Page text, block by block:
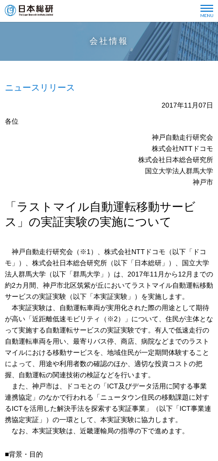
会社情報
ニュースリリース
2017年11月07日
各位
神戸自動走行研究会
株式会社NTTドコモ
株式会社日本総合研究所
国立大学法人群馬大学
神戸市
「ラストマイル自動運転移動サービ
ス」の実証実験の実施について
神戸自動走行研究会（※1）、株式会社NTTドコモ（以下「ドコ
モ」）、株式会社日本総合研究所（以下「日本総研」）、国立大学
法人群馬大学（以下「群馬大学」）は、2017年11月から12月までの
約2カ月間、神戸市北区筑紫が丘においてラストマイル自動運転移動
サービスの実証実験（以下「本実証実験」）を実施します。
本実証実験は、自動運転車両が実用化された際の用途として期待
が高い「近距離低速モビリティ（※2）」について、住民が主体とな
って実施する自動運転サービスの実証実験です。有人で低速走行の
自動運転車両を用い、最寄りバス停、商店、病院などまでのラスト
マイルにおける移動サービスを、地域住民が一定期間体験すること
によって、用途や利用者数の確認のほか、適切な投資コストの把
握、自動運転の関連技術の検証などを行います。
また、神戸市は、ドコモとの「ICT及びデータ活用に関する事業
連携協定」のなかで行われる「ニュータウン住民の移動課題に対す
るICTを活用した解決手法を探索する実証事業」（以下「ICT事業連
携協定実証」）の一環として、本実証実験に協力します。
なお、本実証実験は、近畿運輸局の指導の下で進めます。
■背景・目的